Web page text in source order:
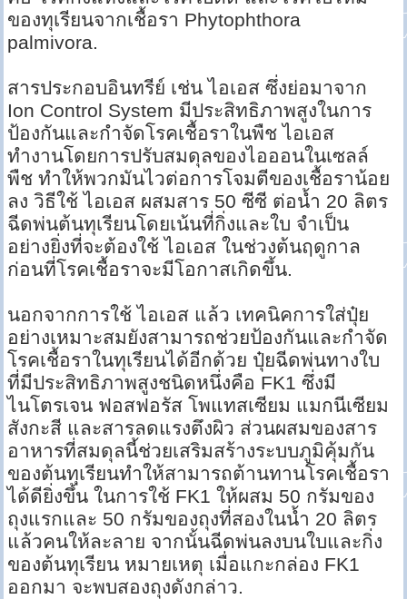
ของทุเรียนจากเชื้อรา Phytophthora
palmivora.
สารประกอบอินทรีย์ เช่น ไอเอส ซึ่งย่อมาจาก
Ion Control System มีประสิทธิภาพสูงในการ
ป้องกันและกำจัดโรคเชื้อราในพืช ไอเอส
ทำงานโดยการปรับสมดุลของไอออนในเซลล์
พืช ทำให้พวกมันไวต่อการโจมตีของเชื้อราน้อย
ลง วิธีใช้ ไอเอส ผสมสาร 50 ซีซี ต่อน้ำ 20 ลิตร
ฉีดพ่นต้นทุเรียนโดยเน้นที่กิ่งและใบ จำเป็น
อย่างยิ่งที่จะต้องใช้ ไอเอส ในช่วงต้นฤดูกาล
ก่อนที่โรคเชื้อราจะมีโอกาสเกิดขึ้น.
นอกจากการใช้ ไอเอส แล้ว เทคนิคการใส่ปุ๋ย
อย่างเหมาะสมยังสามารถช่วยป้องกันและกำจัด
โรคเชื้อราในทุเรียนได้อีกด้วย ปุ๋ยฉีดพ่นทางใบ
ที่มีประสิทธิภาพสูงชนิดหนึ่งคือ FK1 ซึ่งมี
ไนโตรเจน ฟอสฟอรัส โพแทสเซียม แมกนีเซียม
สังกะสี และสารลดแรงตึงผิว ส่วนผสมของสาร
อาหารที่สมดุลนี้ช่วยเสริมสร้างระบบภูมิคุ้มกัน
ของต้นทุเรียนทำให้สามารถต้านทานโรคเชื้อรา
ได้ดียิ่งขึ้น ในการใช้ FK1 ให้ผสม 50 กรัมของ
ถุงแรกและ 50 กรัมของถุงที่สองในน้ำ 20 ลิตร
แล้วคนให้ละลาย จากนั้นฉีดพ่นลงบนใบและกิ่ง
ของต้นทุเรียน หมายเหตุ เมื่อแกะกล่อง FK1
ออกมา จะพบสองถุงดังกล่าว.